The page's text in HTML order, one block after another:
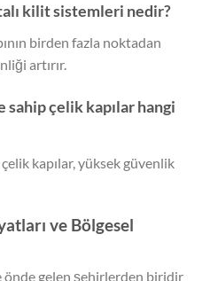
kilit sistemleri nedir?
birden fazla noktadan
artırır.
çelik kapılar hangi
kapılar, yüksek güvenlik
ve Bölgesel
önde gelen şehirlerden biridir